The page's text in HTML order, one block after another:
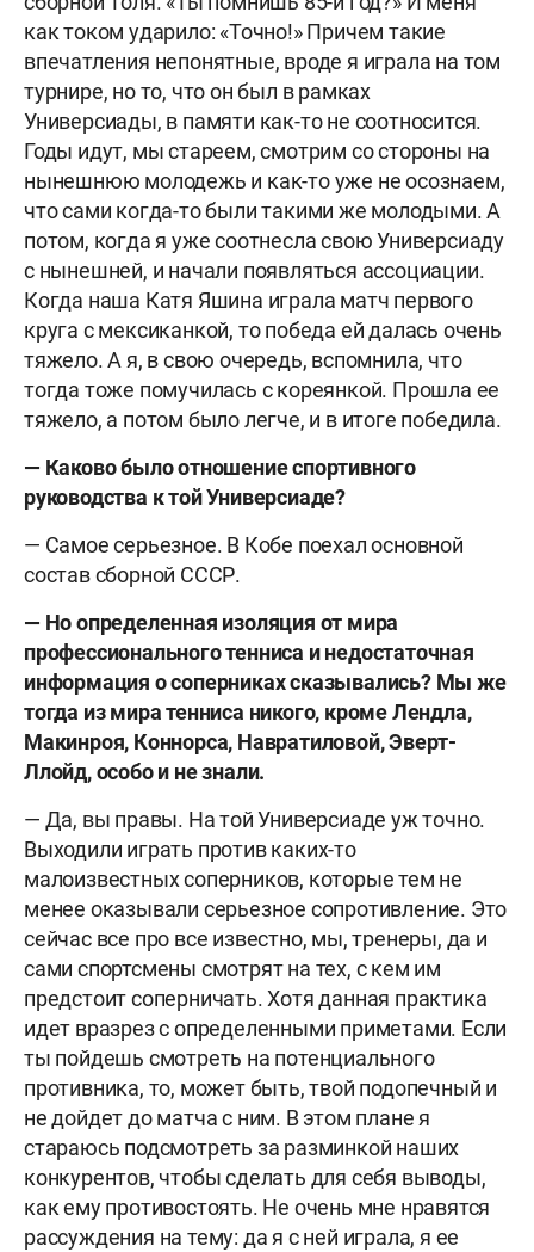
как током ударило: «Точно!» Причем такие
впечатления непонятные, вроде я играла на том
турнире, но то, что он был в рамках
Универсиады, в памяти как-то не соотносится.
Годы идут, мы стареем, смотрим со стороны на
нынешнюю молодежь и как-то уже не осознаем,
что сами когда-то были такими же молодыми. А
потом, когда я уже соотнесла свою Универсиаду
с нынешней, и начали появляться ассоциации.
Когда наша Катя Яшина играла матч первого
круга с мексиканкой, то победа ей далась очень
тяжело. А я, в свою очередь, вспомнила, что
тогда тоже помучилась с кореянкой. Прошла ее
тяжело, а потом было легче, и в итоге победила.
— Каково было отношение спортивного
руководства к той Универсиаде?
— Самое серьезное. В Кобе поехал основной
состав сборной СССР.
— Но определенная изоляция от мира
профессионального тенниса и недостаточная
информация о соперниках сказывались? Мы же
тогда из мира тенниса никого, кроме Лендла,
Макинроя, Коннорса, Навратиловой, Эверт-
Ллойд, особо и не знали.
— Да, вы правы. На той Универсиаде уж точно.
Выходили играть против каких-то
малоизвестных соперников, которые тем не
менее оказывали серьезное сопротивление. Это
сейчас все про все известно, мы, тренеры, да и
сами спортсмены смотрят на тех, с кем им
предстоит соперничать. Хотя данная практика
идет вразрез с определенными приметами. Если
ты пойдешь смотреть на потенциального
противника, то, может быть, твой подопечный и
не дойдет до матча с ним. В этом плане я
стараюсь подсмотреть за разминкой наших
конкурентов, чтобы сделать для себя выводы,
как ему противостоять. Не очень мне нравятся
рассуждения на тему: да я с ней играла, я ее